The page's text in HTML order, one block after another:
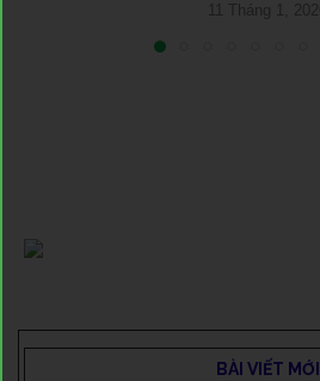
11 Tháng 1, 2026
BÀI VIẾT MỚI